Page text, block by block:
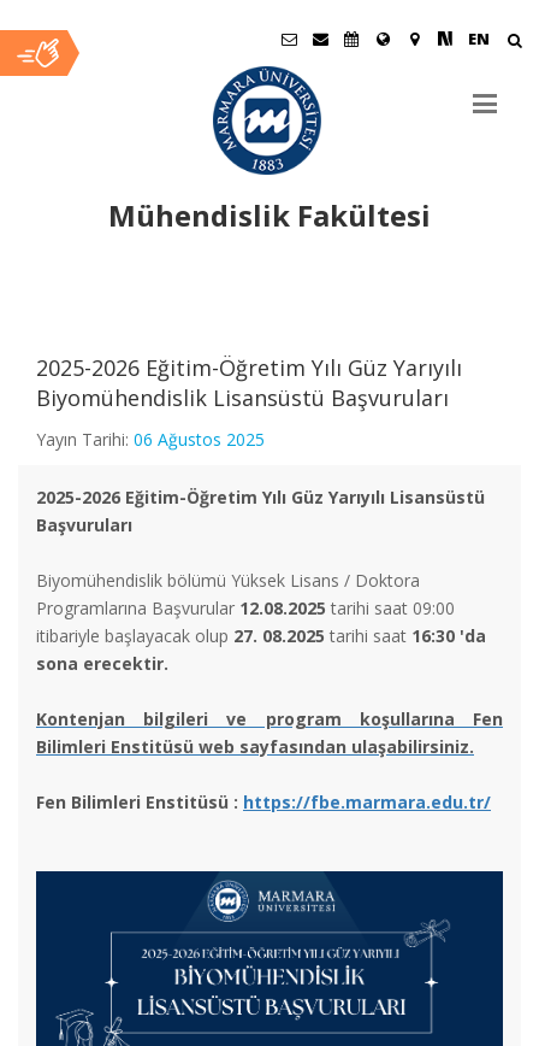
EN
Mühendislik Fakültesi
İçerik
2025-2026 Eğitim-Öğretim Yılı Güz Yarıyılı
Biyomühendislik Lisansüstü Başvuruları
Yayın Tarihi: 06 Ağustos 2025
2025-2026 Eğitim-Öğretim Yılı Güz Yarıyılı Lisansüstü
Başvuruları
Biyomühendislik bölümü Yüksek Lisans / Doktora
Programlarına Başvurular 12.08.2025 tarihi saat 09:00
itibariyle başlayacak olup 27. 08.2025 tarihi saat 16:30 'da
sona erecektir.
Kontenjan bilgileri ve program koşullarına Fen
Bilimleri Enstitüsü web sayfasından ulaşabilirsiniz.
Fen Bilimleri Enstitüsü : https://fbe.marmara.edu.tr/
2025 Yılı TÜBA - TEKNOFEST Doktora Bilim Ödülleri